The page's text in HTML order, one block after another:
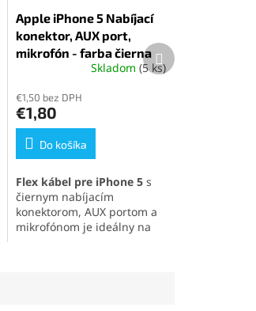
Apple iPhone 5 Nabíjací
konektor, AUX port,
mikrofón - farba čierna
Skladom (5 ks)
€1,50 bez DPH
€1,80
Do košíka
Flex kábel pre iPhone 5 s
čiernym nabíjacím
konektorom, AUX portom a
mikrofónom je ideálny na
Ďalší
produkt